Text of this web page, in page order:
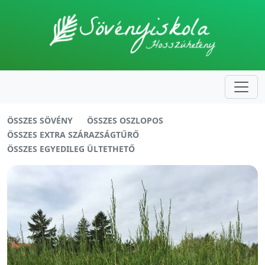
ÖSSZES SÖVÉNY
ÖSSZES OSZLOPOS
ÖSSZES EXTRA SZÁRAZSÁGTŰRŐ
ÖSSZES EGYEDILEG ÜLTETHETŐ